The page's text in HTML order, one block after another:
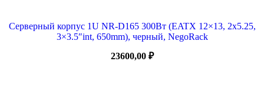
Серверный корпус 1U NR-D165 300Вт (EATX 12×13, 2х5.25,
3×3.5″int, 650mm), черный, NegoRack
23600,00 ₽